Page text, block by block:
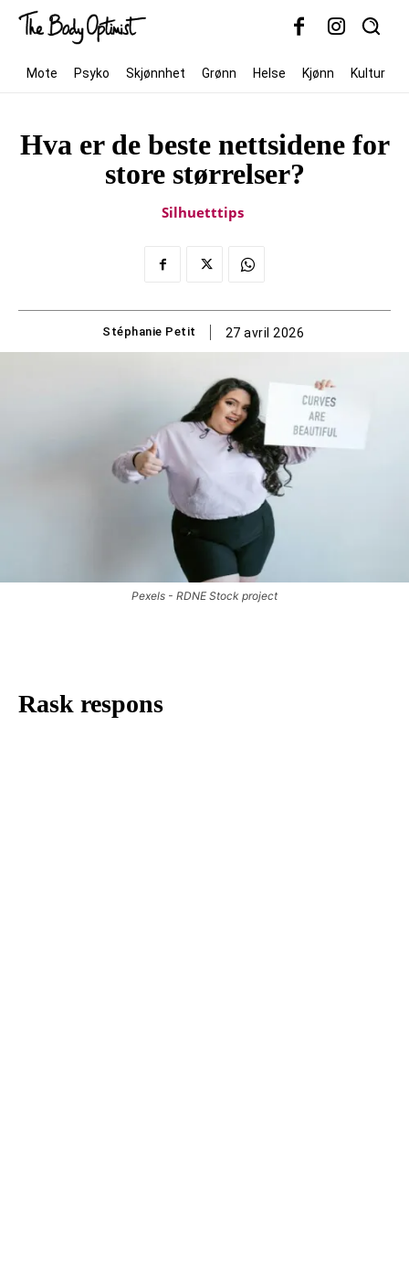
Mote Psyko Skjønnhet Grønn Helse Kjønn Kultur
Hva er de beste nettsidene for
store størrelser?
Silhuetttips
Stéphanie Petit 27 avril 2026
Pexels - RDNE Stock project
Rask respons